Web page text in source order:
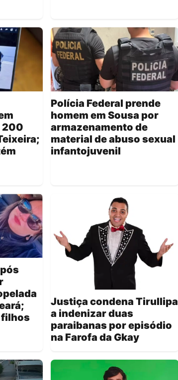
200
Polícia Federal prende
homem em Sousa por
armazenamento de
material de abuso sexual
infantojuvenil
filhos
Justiça condena Tirullipa
a indenizar duas
paraibanas por episódio
na Farofa da Gkay